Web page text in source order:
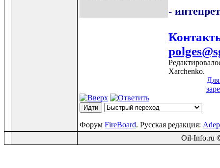
-
Xarchenko.
Форум FireBoard. Русская редакция:
Oil-Info.ru